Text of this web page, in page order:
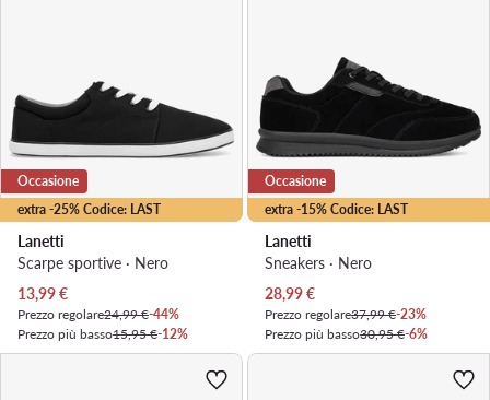
extra -25% Codice: LAST
Occasione
Lanetti
Scarpe sportive · Nero
Prezzo attuale
13,99€
Prezzo regolare24,99 €-44%
Prezzo più basso15,95 €-12%
extra -15% Codice: LAST
Occasione
Lanetti
Sneakers · Nero
Prezzo attuale
28,99€
Prezzo regolare37,99 €-23%
Prezzo più basso30,95 €-6%